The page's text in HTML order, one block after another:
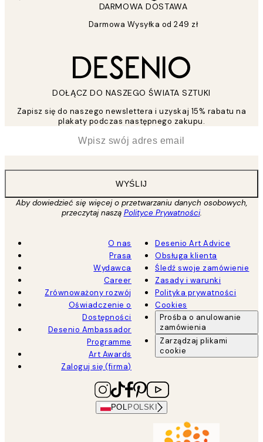
DARMOWA DOSTAWA
Darmowa Wysyłka od 249 zł
DOŁĄCZ DO NASZEGO ŚWIATA SZTUKI
Zapisz się do naszego newslettera i uzyskaj 15% rabatu na
plakaty podczas następnego zakupu.
WYŚLIJ
Aby dowiedzieć się więcej o przetwarzaniu danych osobowych,
przeczytaj naszą Polityce Prywatności.
O nas
Prasa
Wydawca
Career
Zrównoważony rozwój
Oświadczenie o
Dostępności
Desenio Ambassador
Programme
Art Awards
Zaloguj się (firma)
Desenio Art Advice
Obsługa klienta
Śledź swoje zamówienie
Zasady i warunki
Polityka prywatności
Cookies
Prośba o anulowanie
zamówienia
Zarządzaj plikami
cookie
POL POLSKI